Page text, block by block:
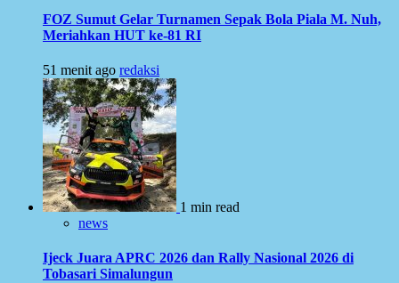
FOZ Sumut Gelar Turnamen Sepak Bola Piala M. Nuh,
Meriahkan HUT ke-81 RI
51 menit ago redaksi
1 min read
news
Ijeck Juara APRC 2026 dan Rally Nasional 2026 di
Tobasari Simalungun